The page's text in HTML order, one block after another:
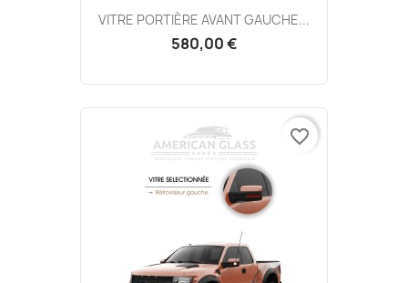
VITRE PORTIÈRE AVANT GAUCHE...
580,00 €
favorite_border